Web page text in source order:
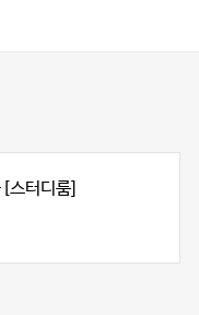
스터디룸]